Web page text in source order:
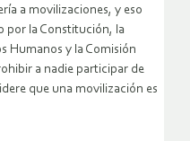
a movilizaciones, y eso
por la Constitución, la
Humanos y la Comisión
a nadie participar de
que una movilización es